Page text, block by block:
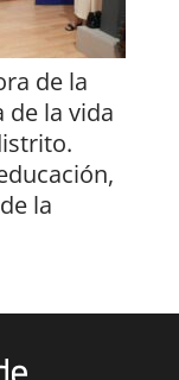
de la
la vida
la